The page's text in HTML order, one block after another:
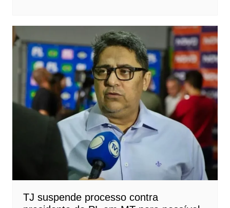
TJ suspende processo contra